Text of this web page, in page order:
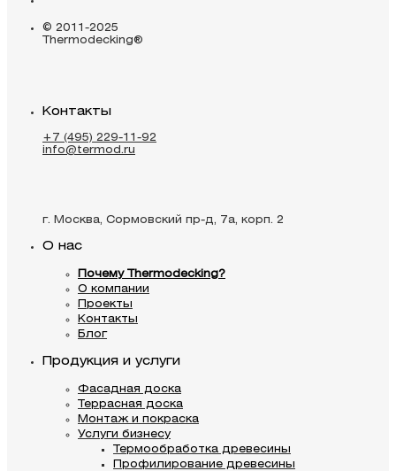
© 2011-2025
Thermodecking®
Контакты
+7 (495) 229-11-92
info@termod.ru
г. Москва, Сормовский пр-д, 7а, корп. 2
О нас
Почему Thermodecking?
О компании
Проекты
Контакты
Блог
Продукция и услуги
Фасадная доска
Террасная доска
Монтаж и покраска
Услуги бизнесу
Термообработка древесины
Профилирование древесины